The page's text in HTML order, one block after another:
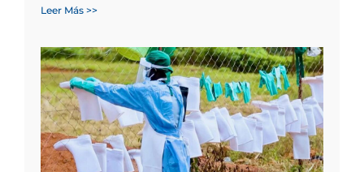
Leer Más >>